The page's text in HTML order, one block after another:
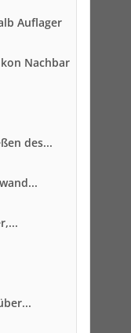
Auflager
Nachbar
des...